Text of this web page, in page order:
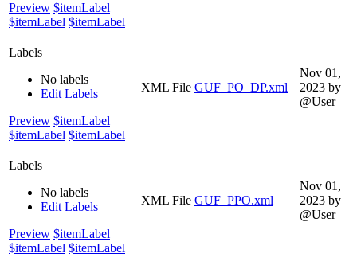
Preview $itemLabel
$itemLabel $itemLabel
Labels
No labels
Edit Labels
Preview $itemLabel
$itemLabel $itemLabel
XML File GUF_PO_DP.xml
Nov 01,
2023 by
@User
Labels
No labels
Edit Labels
Preview $itemLabel
$itemLabel $itemLabel
XML File GUF_PPO.xml
Nov 01,
2023 by
@User